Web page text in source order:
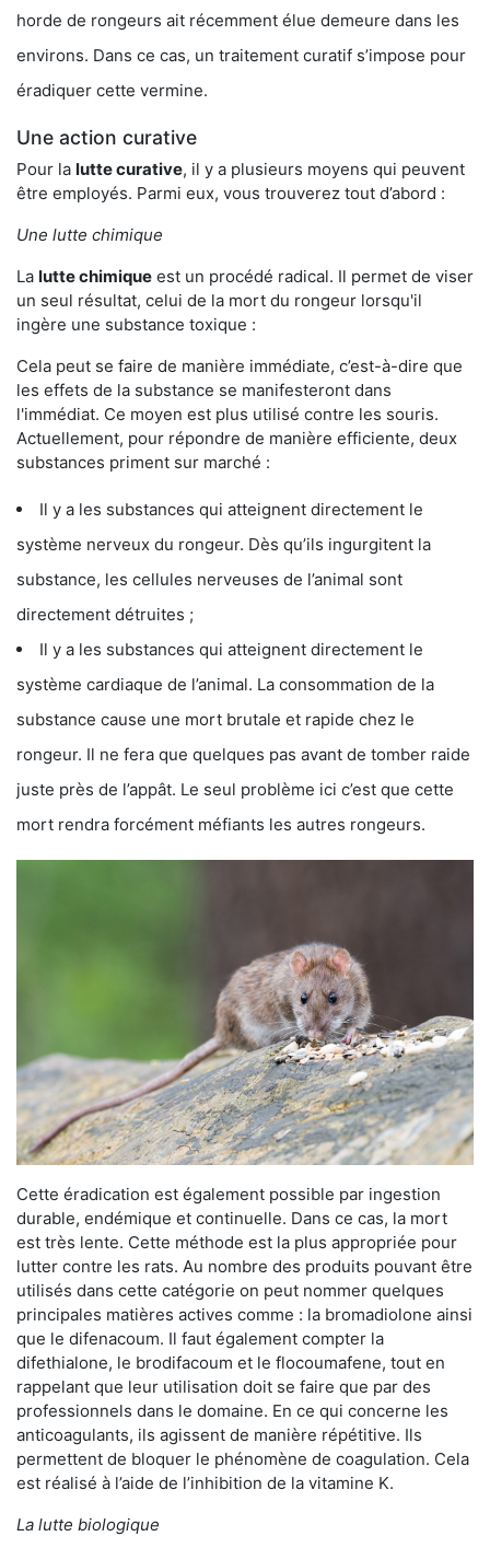
horde de rongeurs ait récemment élue demeure dans les
environs. Dans ce cas, un traitement curatif s’impose pour
éradiquer cette vermine.
Une action curative
Pour la lutte curative, il y a plusieurs moyens qui peuvent
être employés. Parmi eux, vous trouverez tout d’abord :
Une lutte chimique
La lutte chimique est un procédé radical. Il permet de viser
un seul résultat, celui de la mort du rongeur lorsqu'il
ingère une substance toxique :
Cela peut se faire de manière immédiate, c’est-à-dire que
les effets de la substance se manifesteront dans
l'immédiat. Ce moyen est plus utilisé contre les souris.
Actuellement, pour répondre de manière efficiente, deux
substances priment sur marché :
Il y a les substances qui atteignent directement le
système nerveux du rongeur. Dès qu’ils ingurgitent la
substance, les cellules nerveuses de l’animal sont
directement détruites ;
Il y a les substances qui atteignent directement le
système cardiaque de l’animal. La consommation de la
substance cause une mort brutale et rapide chez le
rongeur. Il ne fera que quelques pas avant de tomber raide
juste près de l’appât. Le seul problème ici c’est que cette
mort rendra forcément méfiants les autres rongeurs.
Cette éradication est également possible par ingestion
durable, endémique et continuelle. Dans ce cas, la mort
est très lente. Cette méthode est la plus appropriée pour
lutter contre les rats. Au nombre des produits pouvant être
utilisés dans cette catégorie on peut nommer quelques
principales matières actives comme : la bromadiolone ainsi
que le difenacoum. Il faut également compter la
difethialone, le brodifacoum et le flocoumafene, tout en
rappelant que leur utilisation doit se faire que par des
professionnels dans le domaine. En ce qui concerne les
anticoagulants, ils agissent de manière répétitive. Ils
permettent de bloquer le phénomène de coagulation. Cela
est réalisé à l’aide de l’inhibition de la vitamine K.
La lutte biologique